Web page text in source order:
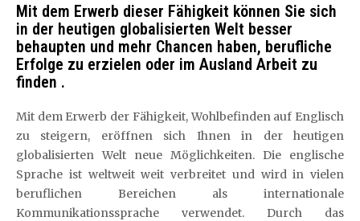
Mit dem Erwerb dieser Fähigkeit können Sie sich
in der heutigen globalisierten Welt besser
behaupten und mehr Chancen haben, berufliche
Erfolge zu erzielen oder im Ausland Arbeit zu
finden .
Mit dem Erwerb der Fähigkeit, Wohlbefinden auf Englisch
zu steigern, eröffnen sich Ihnen in der heutigen
globalisierten Welt neue Möglichkeiten. Die englische
Sprache ist weltweit weit verbreitet und wird in vielen
beruflichen Bereichen als internationale
Kommunikationssprache verwendet. Durch das